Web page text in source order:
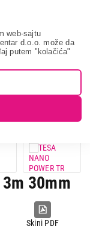
web-sajtu
d.o.o. može da
putem "kolačića"
i ostala rešenja
3m 30mm
Skini PDF